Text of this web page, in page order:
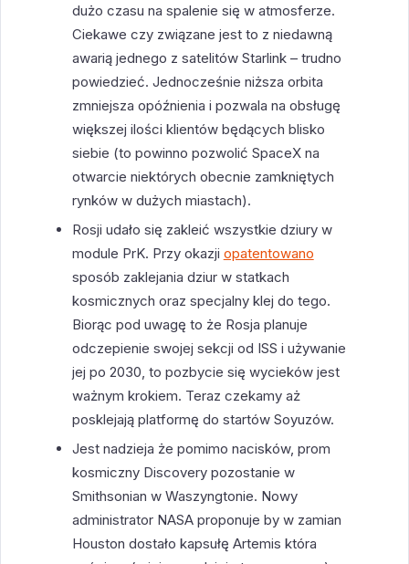
dużo czasu na spalenie się w atmosferze.
Ciekawe czy związane jest to z niedawną
awarią jednego z satelitów Starlink – trudno
powiedzieć. Jednocześnie niższa orbita
zmniejsza opóźnienia i pozwala na obsługę
większej ilości klientów będących blisko
siebie (to powinno pozwolić SpaceX na
otwarcie niektórych obecnie zamkniętych
rynków w dużych miastach).
Rosji udało się zakleić wszystkie dziury w
module PrK. Przy okazji opatentowano
sposób zaklejania dziur w statkach
kosmicznych oraz specjalny klej do tego.
Biorąc pod uwagę to że Rosja planuje
odczepienie swojej sekcji od ISS i używanie
jej po 2030, to pozbycie się wycieków jest
ważnym krokiem. Teraz czekamy aż
posklejają platformę do startów Soyuzów.
Jest nadzieja że pomimo nacisków, prom
kosmiczny Discovery pozostanie w
Smithsonian w Waszyngtonie. Nowy
administrator NASA proponuje by w zamian
Houston dostało kapsułę Artemis która